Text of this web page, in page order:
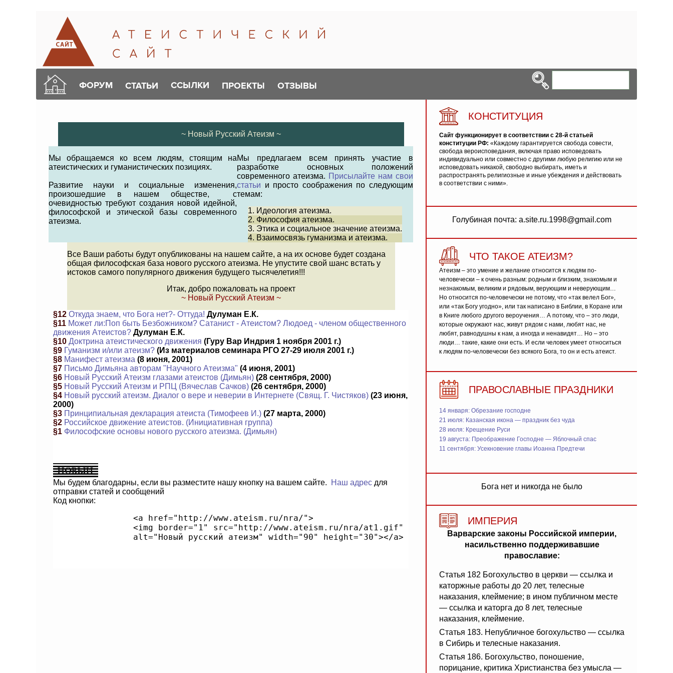
ФОРУМ СТАТЬИ ССЫЛКИ ПРОЕКТЫ ОТЗЫВЫ
~ Новый Русский Атеизм ~
Мы обращаемся ко всем людям, стоящим на
атеистических и гуманистических позициях.
Развитие науки и социальные изменения,
произошедшие в нашем обществе, с
очевидностью требуют создания новой идейной,
философской и этической базы современного
атеизма.
Мы предлагаем всем принять участие в
разработке основных положений
современного атеизма. Присылайте нам свои
статьи и просто соображения по следующим
темам:
1. Идеология атеизма.
2. Философия атеизма.
3. Этика и социальное значение атеизма.
4. Взаимосвязь гуманизма и атеизма.
Все Ваши работы будут опубликованы на нашем сайте, а на их основе будет создана
общая философская база нового русского атеизма. Не упустите свой шанс встать у
истоков самого популярного движения будущего тысячелетия!!!
Итак, добро пожаловать на проект
~ Новый Русский Атеизм ~
§12 Откуда знаем, что Бога нет?- Оттуда! Дулуман Е.К.
§11 Может ли:Поп быть Безбожником? Сатанист - Атеистом? Людоед - членом общественного
движения Атеистов? Дулуман Е.К.
§10 Доктрина атеистического движения (Гуру Вар Индрия 1 ноября 2001 г.)
§9 Гуманизм и/или атеизм? (Из материалов семинара РГО 27-29 июля 2001 г.)
§8 Манифест атеизма (8 июня, 2001)
§7 Письмо Димьяна авторам "Научного Атеизма" (4 июня, 2001)
§6 Новый Русский Атеизм глазами атеистов (Димьян) (28 сентября, 2000)
§5 Новый Русский Атеизм и РПЦ (Вячеслав Сачков) (26 сентября, 2000)
§4 Новый русский атеизм. Диалог о вере и неверии в Интернете (Свящ. Г. Чистяков) (23 июня,
2000)
§3 Принципиальная декларация атеиста (Тимофеев И.) (27 марта, 2000)
§2 Российское движение атеистов. (Инициативная группа)
§1 Философские основы нового русского атеизма. (Димьян)
Мы будем благодарны, если вы разместите нашу кнопку на вашем сайте. Наш адрес для
отправки статей и сообщений
Код кнопки:
КОНСТИТУЦИЯ
Сайт функционирует в соответствии с 28-й статьей
конституции РФ: «Каждому гарантируется свобода совести,
свобода вероисповедания, включая право исповедовать
индивидуально или совместно с другими любую религию или не
исповедовать никакой, свободно выбирать, иметь и
распространять религиозные и иные убеждения и действовать
в соответствии с ними».
Голубиная почта: a.site.ru.1998@gmail.com
ЧТО ТАКОЕ АТЕИЗМ?
Атеизм – это умение и желание относится к людям по-
человечески – к очень разным: родным и близким, знакомым и
незнакомым, великим и рядовым, верующим и неверующим…
Но относится по-человечески не потому, что «так велел Бог»,
или «так Богу угодно», или так написано в Библии, в Коране или
в Книге любого другого вероучения… А потому, что – это люди,
которые окружают нас, живут рядом с нами, любят нас, не
любят, равнодушны к нам, а иногда и ненавидят… Но – это
люди… такие, какие они есть. И если человек умеет относиться
к людям по-человечески без всякого Бога, то он и есть атеист.
ПРАВОСЛАВНЫЕ ПРАЗДНИКИ
14 января: Обрезание господне
21 июля: Казанская икона — праздник без чуда
28 июля: Крещение Руси
19 августа: Преображение Господне — Яблочный спас
11 сентября: Усекновение главы Иоанна Предтечи
Бога нет и никогда не было
ИМПЕРИЯ
Варварские законы Российской империи,
насильственно поддерживавшие
православие:
Статья 182 Богохульство в церкви — ссылка и
каторжные работы до 20 лет, телесные
наказания, клеймение; в ином публичном месте
— ссылка и каторга до 8 лет, телесные
наказания, клеймение.
Статья 183. Непубличное богохульство — ссылка
в Сибирь и телесные наказания.
Статья 186. Богохульство, поношение,
порицание, критика Христианства без умысла —